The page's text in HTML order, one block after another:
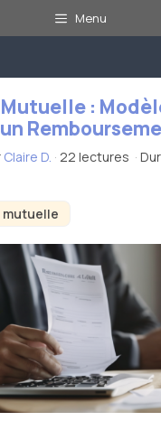
Menu
mutuelle
:
Claire D. · 22 lectures ·